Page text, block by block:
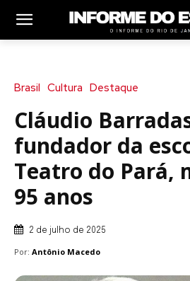
Brasil Cultura Destaque
Cláudio
fundador da
Teatro do Pará,
95 anos
2 de julho de 2025
Por: Antônio Macedo